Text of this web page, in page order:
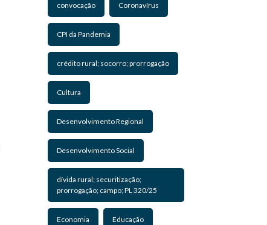
convocação Coronavírus
CPI da Pandemia
crédito rural; socorro; prorrogação
Cultura
Desenvolvimento Regional
Desenvolvimento Social
dívida rural; securitização;
prorrogação; campo; PL 320/25
Economia Educação